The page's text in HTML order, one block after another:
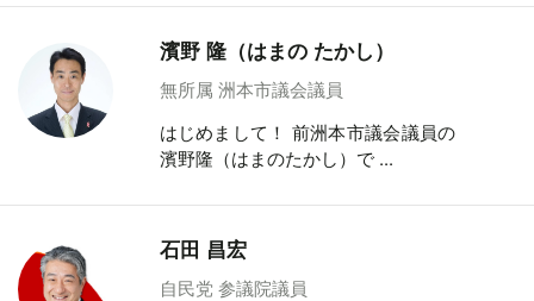
濱野 隆（はまの たかし）
無所属 洲本市議会議員
はじめまして！ 前洲本市議会議員の
濱野隆（はまのたかし）で ...
石田 昌宏
自民党 参議院議員